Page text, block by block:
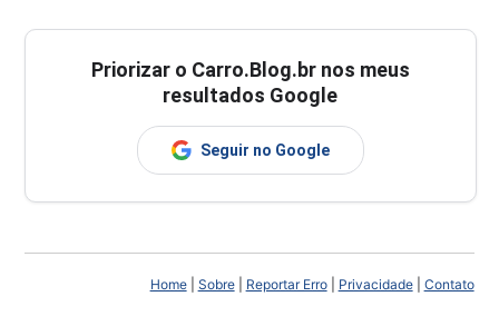
Priorizar o Carro.Blog.br nos meus
resultados Google
Seguir no Google
Home| Sobre| Reportar Erro| Privacidade| Contato